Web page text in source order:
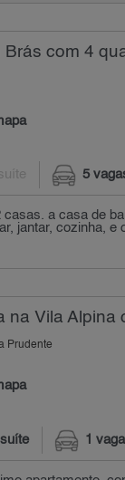
com 4
5
a casa de
jantar, cozinha, e
na Vila Alpina
Prudente
1 vaga